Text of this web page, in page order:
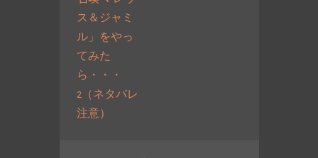
ス＆ジャミ
ル」をやっ
てみた
ら・・・
2（ネタバレ
注意）